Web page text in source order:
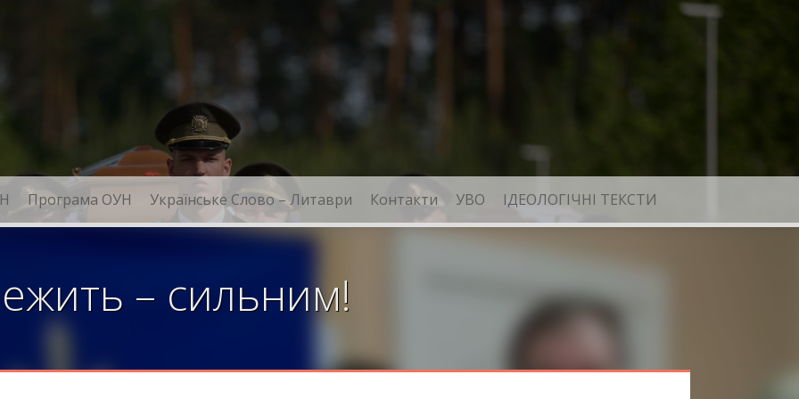
Програма ОУН Українське Слово – Литаври Контакти УВО ІДЕОЛОГІЧНІ ТЕКСТИ
– сильним!